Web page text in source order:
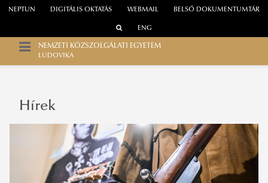
WEBMAIL
NEPTUN DIGITÁLIS OKTATÁS BELSŐ DOKUMENTUMTÁR
ENG
NEMZETI KÖZSZOLGÁLATI EGYETEM
LUDOVIKA
Hírek